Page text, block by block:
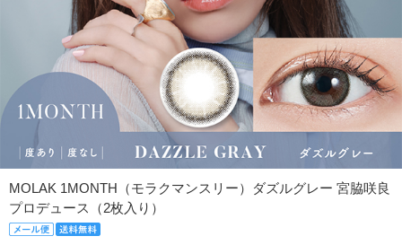
MOLAK 1MONTH（モラクマンスリー）ダズルグレー 宮脇咲良
プロデュース（2枚入り）